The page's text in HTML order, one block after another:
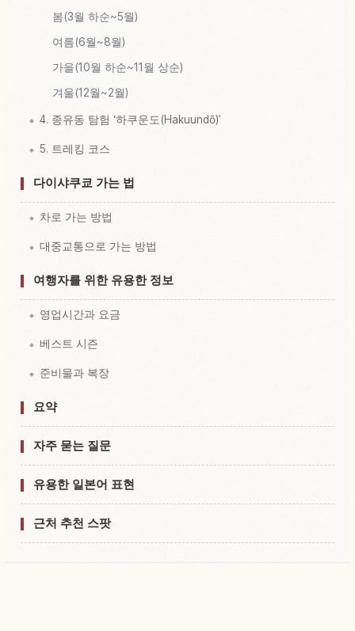
봄(3월 하순~5월)
여름(6월~8월)
가을(10월 하순~11월 상순)
겨울(12월~2월)
4. 종유동 탐험 ‘하쿠운도(Hakuundō)’
5. 트레킹 코스
다이샤쿠쿄 가는 법
차로 가는 방법
대중교통으로 가는 방법
여행자를 위한 유용한 정보
영업시간과 요금
베스트 시즌
준비물과 복장
요약
자주 묻는 질문
유용한 일본어 표현
근처 추천 스팟